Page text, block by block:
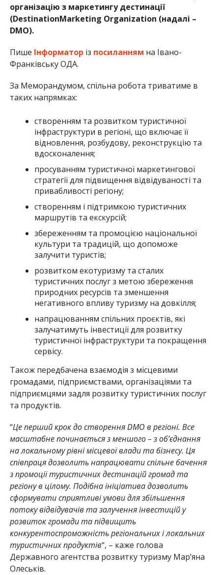
організацію з маркетингу дестинації
(DestinationMarketing Organization (надалі –
DMO).
Пише Інформатор із посиланням на Івано-
Франківську ОДА.
За Меморандумом, спільна робота триватиме в
таких напрямках:
створенням та розвитком туристичної
інфраструктури в регіоні, що включає її
відновлення, розбудову, реконструкцію та
вдосконалення;
просуванням туристичної маркетингової
стратегії для підвищення відвідуваності та
привабливості регіону;
створенням і підтримкою туристичних
маршрутів та екскурсій;
збереженням та промоцією національної
культури та традицій, що допоможе
залучити туристів;
розвитком екотуризму та сталих
туристичних послуг з метою збереження
природних ресурсів та зменшення
негативного впливу туризму на довкілля;
напрацюванням спільних проєктів, які
залучатимуть інвестиції для розвитку
туристичної інфраструктури та покращення
сервісу.
Також передбачена взаємодія з місцевими
громадами, підприємствами, організаціями та
підприємцями задля розвитку туристичних послуг
та продуктів.
“Це перший крок до створення DMO в регіоні. Все
масштабне починається з меншого – з об’єднання
на локальному рівні місцевої влади та бізнесу. Ця
співпраця дозволить напрацювати спільне бачення
з промоції туристичних дестинацій громад та
регіону в цілому. Подібна ініціатива дозволить
сформувати сприятливі умови для збільшення
потоку відвідувачів та залучення інвестицій у
розвиток громади та підвищить
конкурентоспроможність регіональних і локальних
туристичних продуктів“, – каже голова
Державного агентства розвитку туризму Мар’яна
Олеськів.